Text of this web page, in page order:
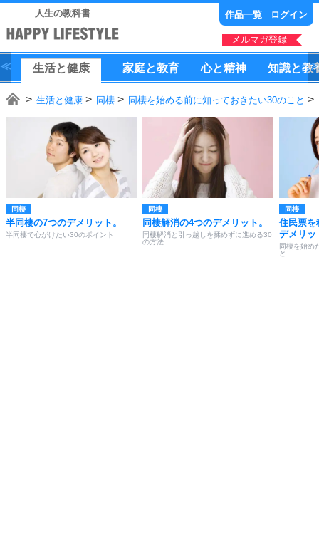
人生の教科書 作品一覧 ログイン
メルマガ登録
生活と健康 家庭と教育 心と精神 知識と教
生活と健康 同棲 同棲を始める前に知っておきたい30のこと
同棲
半同棲の7つのデメリット。
半同棲で心がけたい30のポイント
同棲
同棲解消の4つのデメリット。
同棲解消と引っ越しを揉めずに進める30
の方法
同棲
住民票を
デメリッ
同棲を始め
と